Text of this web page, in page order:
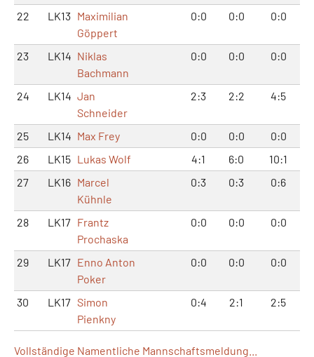
22
LK13 Maximilian
Göppert
0:0 0:0 0:0
23 LK14 Niklas
Bachmann
0:0 0:0 0:0
24 LK14 Jan
Schneider
2:3 2:2 4:5
25 LK14 Max Frey 0:0 0:0
0:0
26
LK15 Lukas Wolf 4:1 6:0
10:1
27
LK16 Marcel
Kühnle
0:3 0:3 0:6
28 LK17 Frantz
Prochaska
0:0 0:0 0:0
29 LK17 Enno Anton
Poker
0:0 0:0 0:0
30 LK17 Simon
Pienkny
0:4 2:1 2:5
Vollständige Namentliche Mannschaftsmeldung...